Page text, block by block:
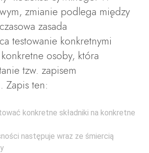
zmianie podlega między
zasada
testowanie konkretnymi
konkretne osoby, która
tzw. zapisem
Zapis ten:
konkretne składniki na konkretne
następuje wraz ze śmiercią